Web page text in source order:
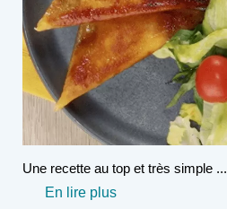
Une recette au top et très simple ...
En lire plus